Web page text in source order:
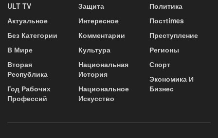
ULT TV
Актуальное
Без Категории
В Мире
Вторая
Республика
Год Рабочих
Профессий
Защита
Интересное
Комментарии
Культура
Национальная
История
Национальное
Искусство
Политика
Постtimes
Преступление
Регионы
Спорт
Экономика И
Бизнес